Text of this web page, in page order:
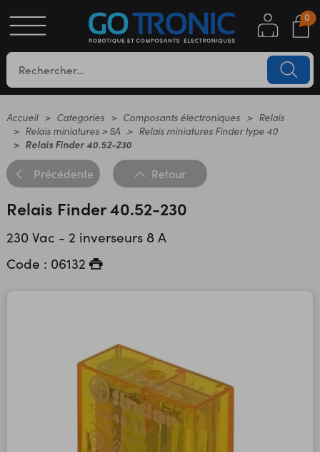
0
Accueil Categories Composants électroniques
Relais
Relais miniatures > 5A
Relais miniatures Finder type 40
Relais Finder 40.52-230
Précédente Retour
Relais Finder 40.52-230
230 Vac - 2 inverseurs 8 A
Code : 06132